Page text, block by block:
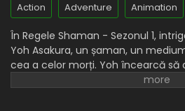
Regele Shaman –
lui Zeke
Eps 33 - Atacul lui Zeke -
Regele Shaman –
prieteniei amare a lui
Action Adventure Animation
În Regele Shaman - Sezonul 1,
Yoh Asakura, un șaman, un
cea a celor morți. Yoh încearcă să
o persoană capabilă să canalizeze